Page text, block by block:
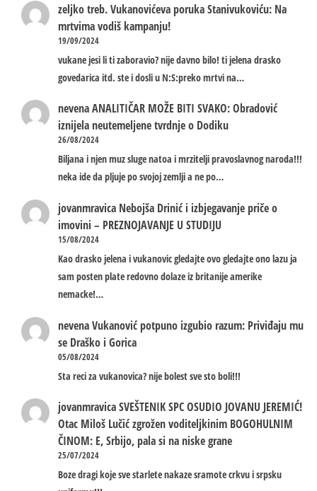
zeljko treb.Vukanovićeva poruka Stanivukoviću: Na
mrtvima vodiš kampanju!
19/09/2024
vukane jesi li ti zaboravio? nije davno bilo! ti jelena drasko
govedarica itd. ste i dosli u N:S:preko mrtvi na…
nevenaANALITIČAR MOŽE BITI SVAKO: Obradović
iznijela neutemeljene tvrdnje o Dodiku
26/08/2024
Biljana i njen muz sluge natoa i mrzitelji pravoslavnog naroda!!!
neka ide da pljuje po svojoj zemlji a ne po…
jovanmravica Nebojša Drinić i izbjegavanje priče o
imovini – PREZNOJAVANJE U STUDIJU
15/08/2024
Kao drasko jelena i vukanovic gledajte ovo gledajte ono lazu ja
sam posten plate redovno dolaze iz britanije amerike
nemacke!…
nevenaVukanović potpuno izgubio razum: Priviđaju mu
se Draško i Gorica
05/08/2024
Sta reci za vukanovica? nije bolest sve sto boli!!!
jovanmravicaSVEŠTENIK SPC OSUDIO JOVANU JEREMIĆ!
Otac Miloš Lučić zgrožen voditeljkinim BOGOHULNIM
ČINOM: E, Srbijo, pala si na niske grane
25/07/2024
Boze dragi koje sve starlete nakaze sramote crkvu i srpsku